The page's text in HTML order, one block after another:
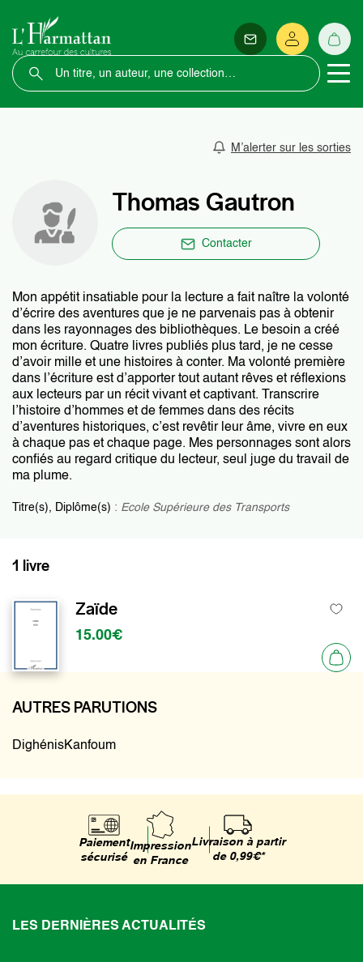
M’alerter sur les sorties
Thomas Gautron
Contacter
Mon appétit insatiable pour la lecture a fait naître la volonté
d’écrire des aventures que je ne parvenais pas à obtenir
dans les rayonnages des bibliothèques. Le besoin a créé
mon écriture. Quatre livres publiés plus tard, je ne cesse
d’avoir mille et une histoires à conter. Ma volonté première
dans l’écriture est d’apporter tout autant rêves et réflexions
aux lecteurs par un récit vivant et captivant. Transcrire
l’histoire d’hommes et de femmes dans des récits
d’aventures historiques, c’est revêtir leur âme, vivre en eux
à chaque pas et chaque page. Mes personnages sont alors
confiés au regard critique du lecteur, seul juge du travail de
ma plume.
Titre(s), Diplôme(s) : Ecole Supérieure des Transports
1 livre
Zaïde
15.00€
AUTRES PARUTIONS
DighénisKanfoum
Paiement
sécurisé
Impression
en France
Livraison à partir
de 0,99€*
LES DERNIÈRES ACTUALITÉS